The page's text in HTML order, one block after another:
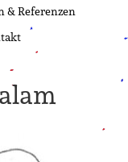
& Referenzen